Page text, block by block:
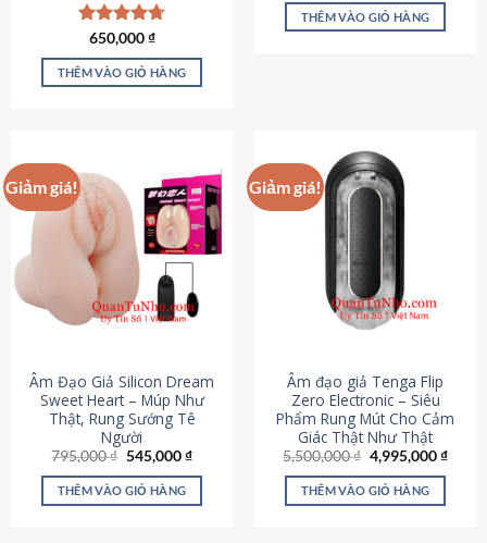
Được xếp
hạng4.75
5 sao
650,000₫
THÊM VÀO GIỎ HÀNG
là:
995,000 ₫.
tại
THÊM VÀO GIỎ HÀNG
Giảm giá!
Âm Đạo Giả Silicon Dream
Sweet Heart – Múp Như
Thật, Rung Sướng Tê
Người
795,000₫ Giá
là:
795,000 ₫.
545,000₫Giá
tại
545,000 ₫.
THÊM VÀO GIỎ HÀNG
Giảm giá!
Âm đạo giả Tenga Flip
Zero Electronic – Siêu
Phẩm Rung Mút Cho Cảm
Giác Thật Như Thật
5,500,000₫ Giá
gốc
là:
5,500,000 ₫.
4,995,000₫Giá
THÊM VÀO GIỎ HÀNG